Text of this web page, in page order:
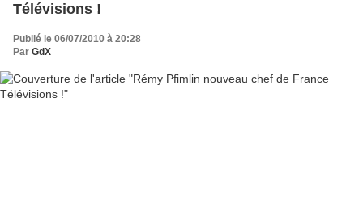
Télévisions !
Publié le 06/07/2010 à 20:28
Par GdX